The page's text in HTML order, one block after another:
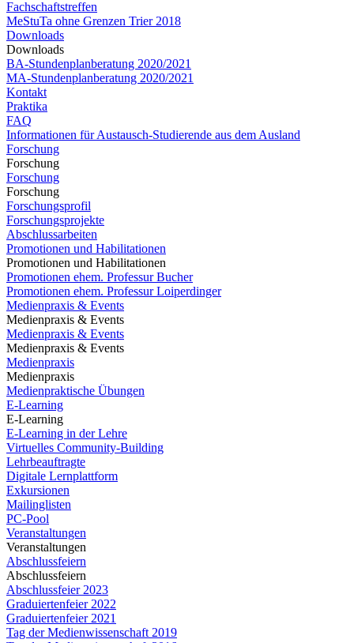
Fachschaftstreffen
MeStuTa ohne Grenzen Trier 2018
Downloads
Downloads
BA-Stundenplanberatung 2020/2021
MA-Stundenplanberatung 2020/2021​​​​​​
Kontakt
Praktika
FAQ
Informationen für Austausch-Studierende aus dem Ausland
Forschung
Forschung
Forschung
Forschung
Forschungsprofil
Forschungsprojekte
Abschlussarbeiten
Promotionen und Habilitationen
Promotionen und Habilitationen
Promotionen ehem. Professur Bucher
Promotionen ehem. Professur Loiperdinger
Medienpraxis & Events
Medienpraxis & Events
Medienpraxis & Events
Medienpraxis & Events
Medienpraxis
Medienpraxis
Medienpraktische Übungen
E-Learning
E-Learning
E-Learning in der Lehre
Virtuelles Community-Building
Lehrbeauftragte
Digitale Lernplattform
Exkursionen
Mailinglisten
PC-Pool
Veranstaltungen
Veranstaltungen
Abschlussfeiern
Abschlussfeiern
Abschlussfeier 2023
Graduiertenfeier 2022
Graduiertenfeier 2021
Tag der Medienwissenschaft 2019